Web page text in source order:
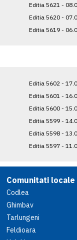
Editia 5621 -
Editia 5620 -
Editia 5619 -
Editia 5602 -
Editia 5601 -
Editia 5600 -
Editia 5599 -
Editia 5598 -
Editia 5597 -
Comunitati locale
Codlea
Ghimbav
Tarlungeni
Feldioara